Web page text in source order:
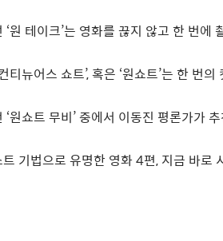
‘원 테이크’는 영화를 끊지 않고 한 번에
티뉴어스 쇼트’,혹은 ‘원쇼트’는 한 번의
‘원쇼트 무비’중에서 이동진 평론가가
기법으로 유명한 영화4편, 지금 바로